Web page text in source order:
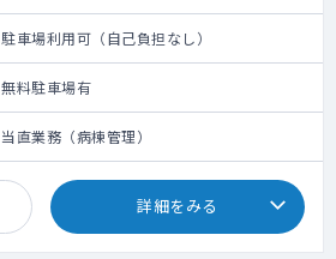
駐車場利用可（自己負担なし）
無料駐車場有
当直業務（病棟管理）
詳細をみる